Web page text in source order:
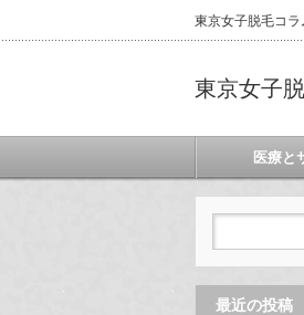
東京女子脱毛コラ
東京女子
医療と
最近の投稿